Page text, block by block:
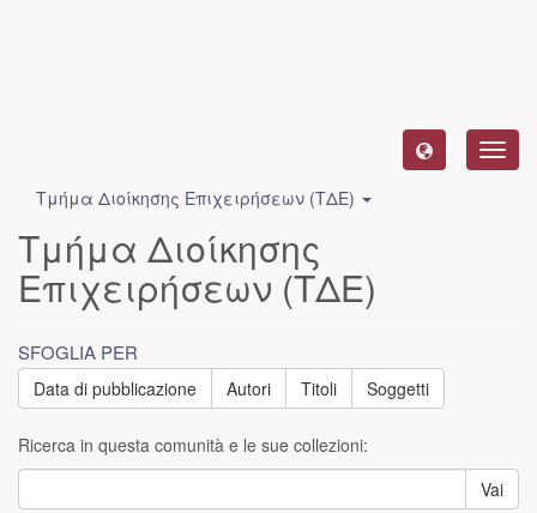
Τμήμα Διοίκησης Επιχειρήσεων (ΤΔΕ)
Τμήμα Διοίκησης
Επιχειρήσεων (ΤΔΕ)
SFOGLIA PER
Data di pubblicazione Autori Titoli Soggetti
Ricerca in questa comunità e le sue collezioni:
Vai